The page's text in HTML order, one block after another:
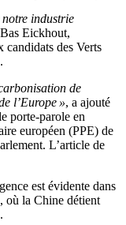
industrie
Eickhout,
candidats des Verts
de
l’Europe », a ajouté
porte-parole en
européen (PPE) de
L’article de
est évidente dans
où la Chine détient